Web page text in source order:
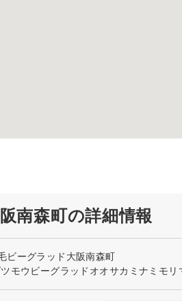
南森町の詳細情報
ビーグラッド大阪南森町
モウビーグラッドオオサカミナミモリ